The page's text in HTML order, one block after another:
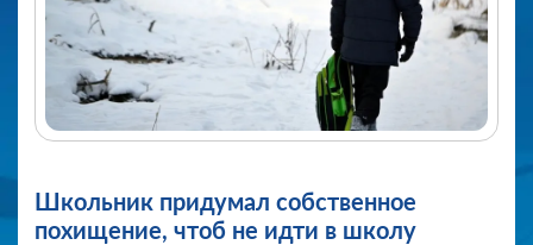
Школьник придумал собственное
похищение, чтоб не идти в школу